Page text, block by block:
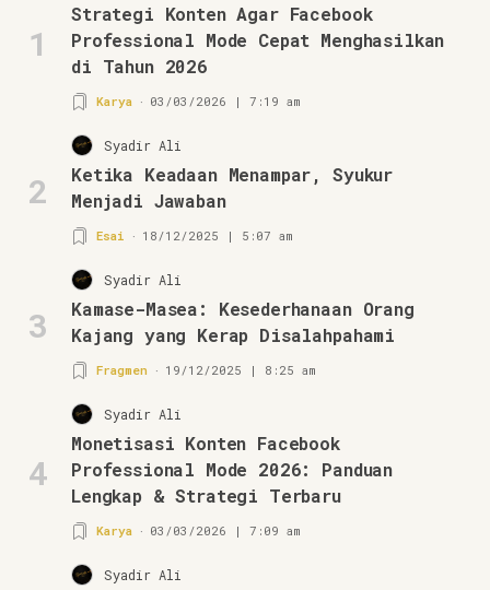
1
Strategi Konten Agar Facebook
Professional Mode Cepat Menghasilkan
di Tahun 2026
Karya 03/03/2026 | 7:19 am
2
Syadir Ali
Ketika Keadaan Menampar, Syukur
Menjadi Jawaban
Esai 18/12/2025 | 5:07 am
3
Syadir Ali
Kamase-Masea: Kesederhanaan Orang
Kajang yang Kerap Disalahpahami
Fragmen 19/12/2025 | 8:25 am
4
Syadir Ali
Monetisasi Konten Facebook
Professional Mode 2026: Panduan
Lengkap & Strategi Terbaru
Karya 03/03/2026 | 7:09 am
Syadir Ali